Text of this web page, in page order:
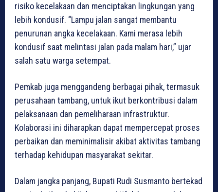
risiko kecelakaan dan menciptakan lingkungan yang
lebih kondusif. “Lampu jalan sangat membantu
penurunan angka kecelakaan. Kami merasa lebih
kondusif saat melintasi jalan pada malam hari,” ujar
salah satu warga setempat.
Pemkab juga menggandeng berbagai pihak, termasuk
perusahaan tambang, untuk ikut berkontribusi dalam
pelaksanaan dan pemeliharaan infrastruktur.
Kolaborasi ini diharapkan dapat mempercepat proses
perbaikan dan meminimalisir akibat aktivitas tambang
terhadap kehidupan masyarakat sekitar.
Dalam jangka panjang, Bupati Rudi Susmanto bertekad